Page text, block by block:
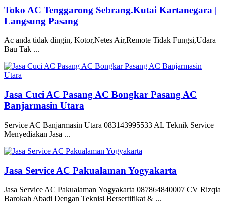
Toko AC Tenggarong Sebrang.Kutai Kartanegara |
Langsung Pasang
Ac anda tidak dingin, Kotor,Netes Air,Remote Tidak Fungsi,Udara
Bau Tak ...
Jasa Cuci AC Pasang AC Bongkar Pasang AC
Banjarmasin Utara
Service AC Banjarmasin Utara 083143995533 AL Teknik Service
Menyediakan Jasa ...
Jasa Service AC Pakualaman Yogyakarta
Jasa Service AC Pakualaman Yogyakarta 087864840007 CV Rizqia
Barokah Abadi Dengan Teknisi Bersertifikat & ...